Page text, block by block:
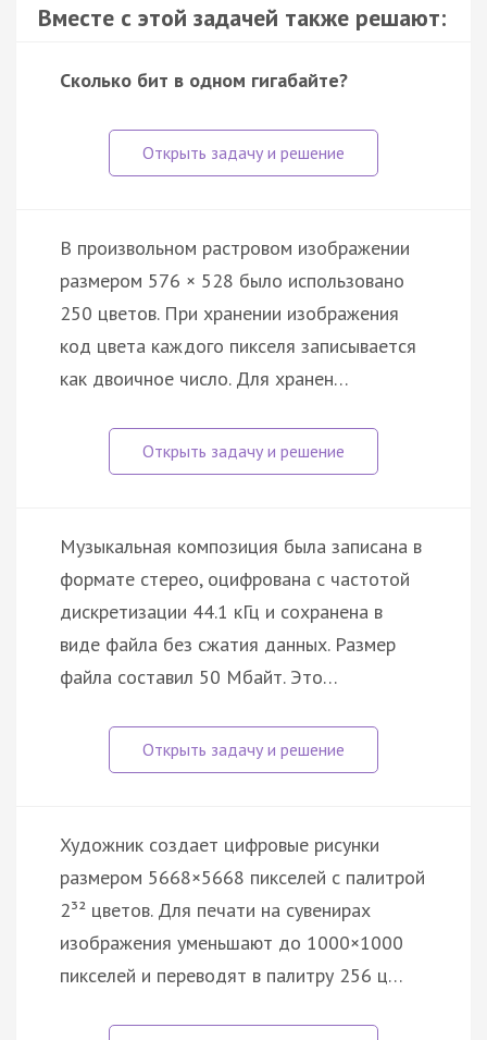
Вместе с этой задачей также решают:
Сколько бит в одном гигабайте?
В произвольном растровом изображении
размером 576 × 528 было использовано
250 цветов. При хранении изображения
код цвета каждого пикселя записывается
как двоичное число. Для хранен…
Музыкальная композиция была записана в
формате стерео, оцифрована с частотой
дискретизации 44.1 кГц и сохранена в
виде файла без сжатия данных. Размер
файла составил 50 Мбайт. Это…
Художник создает цифровые рисунки
размером 5668×5668 пикселей с палитрой
2³² цветов. Для печати на сувенирах
изображения уменьшают до 1000×1000
пикселей и переводят в палитру 256 ц…